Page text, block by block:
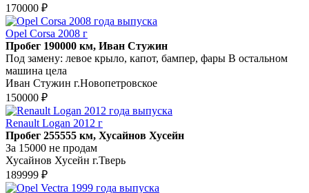
170000 ₽
Opel Corsa 2008 г
Пробег 190000 км, Иван Стужин
Под замену: левое крыло, капот, бампер, фары В остальном
машина цела
Иван Стужин г.Новопетровское
150000 ₽
Renault Logan 2012 г
Пробег 255555 км, Хусайнов Хусейн
За 15000 не продам
Хусайнов Хусейн г.Тверь
189999 ₽